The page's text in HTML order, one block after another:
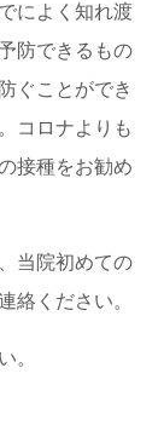
によく知れ渡
防できるもの
ぐことができ
コロナよりも
接種をお勧め
当院初めての
絡ください。
。